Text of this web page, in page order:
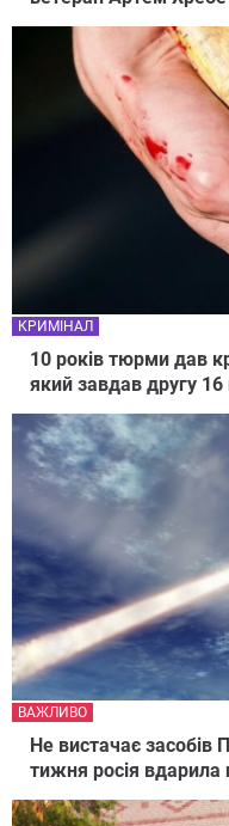
10 років тюрми дав
який завдав другу
КРИМІНАЛ
Не вистачає
тижня росія вдарила
ВАЖЛИВО